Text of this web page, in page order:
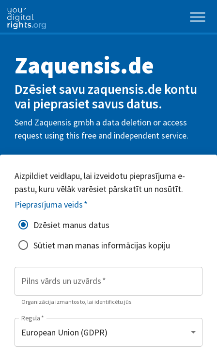
Zaquensis.de
Dzēsiet savu zaquensis.de kontu
vai pieprasiet savus datus.
Send Zaquensis gmbh a data deletion or access
request using this free and independent service.
Aizpildiet veidlapu, lai izveidotu pieprasījuma e-
pastu, kuru vēlāk varēsiet pārskatīt un nosūtīt.
Pieprasījuma veids*
Dzēsiet manus datus
Sūtiet man manas informācijas kopiju
Pilns vārds un uzvārds*
Organizācija izmantos to, lai identificētu jūs.
Regula *